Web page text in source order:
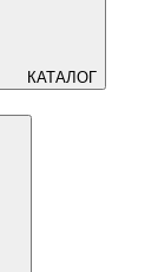
КАТАЛОГ